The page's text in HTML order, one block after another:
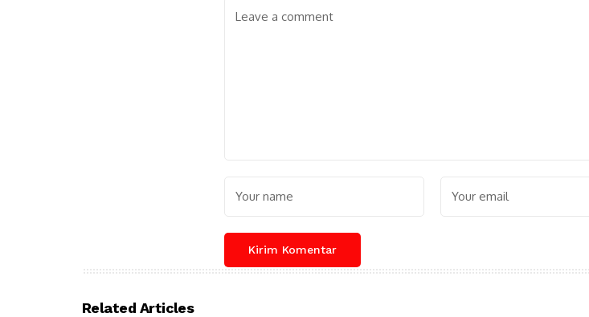
Related Articles